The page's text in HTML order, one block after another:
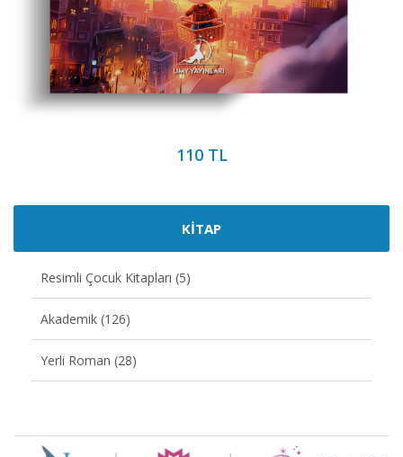
110 TL
KİTAP
Resimli Çocuk Kitapları (5)
Akademik (126)
Yerli Roman (28)
Brand